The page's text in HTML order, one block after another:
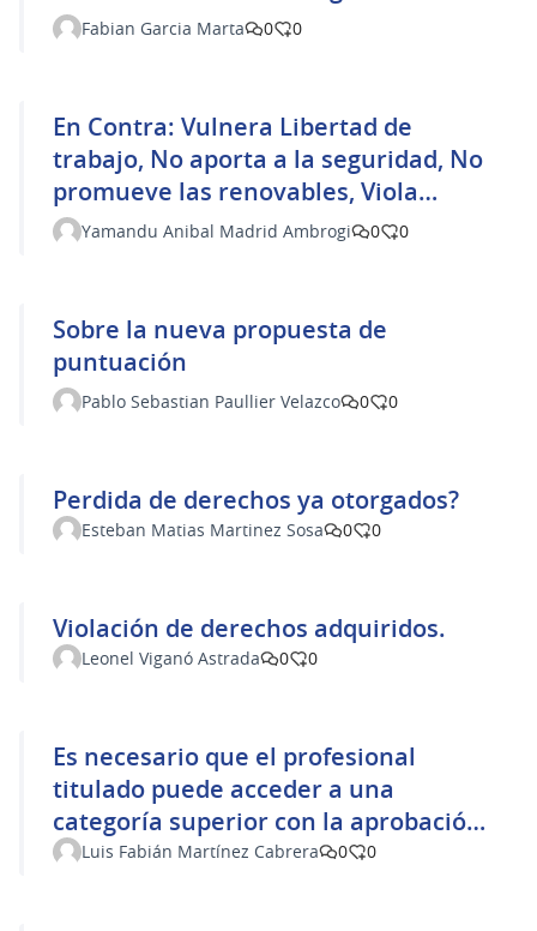
150 KW.
Fabian Garcia Marta 0 0
En Contra: Vulnera Libertad de
trabajo, No aporta a la seguridad, No
promueve las renovables, Viola
derechos adquiridos, Desmerece la
Yamandu Anibal Madrid Ambrogi 0 0
Sobre la nueva propuesta de
puntuación
Pablo Sebastian Paullier Velazco 0 0
Perdida de derechos ya otorgados?
Esteban Matias Martinez Sosa 0 0
Violación de derechos adquiridos.
Leonel Viganó Astrada 0 0
Es necesario que el profesional
titulado puede acceder a una
categoría superior con la aprobación
de otras materias y/o experiencia
Luis Fabián Martínez Cabrera 0 0